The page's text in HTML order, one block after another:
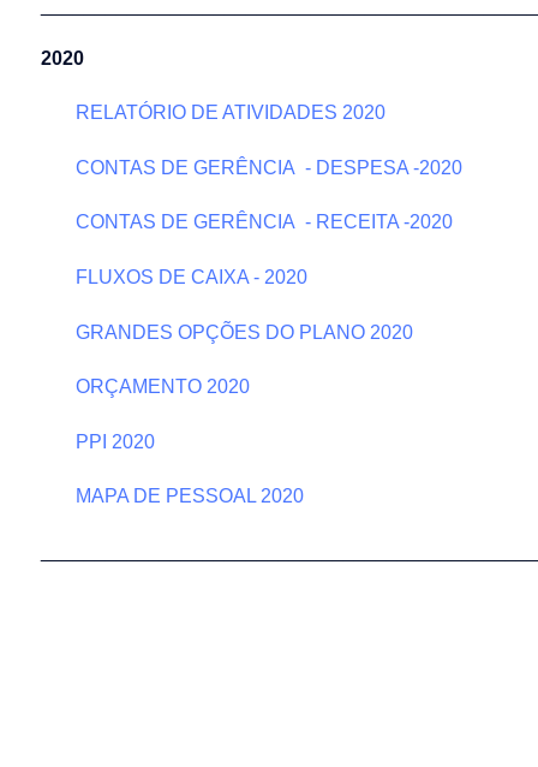
2020
RELATÓRIO DE ATIVIDADES 2020
CONTAS DE GERÊNCIA - DESPESA -2020
CONTAS DE GERÊNCIA - RECEITA -2020
FLUXOS DE CAIXA - 2020
GRANDES OPÇÕES DO PLANO 2020
ORÇAMENTO 2020
PPI 2020
MAPA DE PESSOAL 2020